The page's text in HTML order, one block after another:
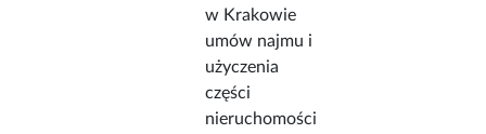
w Krakowie
umów najmu i
użyczenia
części
nieruchomości